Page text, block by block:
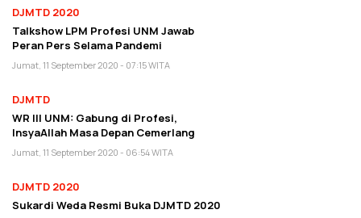
DJMTD 2020
Talkshow LPM Profesi UNM Jawab
Peran Pers Selama Pandemi
Jumat, 11 September 2020 - 07:15 WITA
DJMTD
WR III UNM: Gabung di Profesi,
InsyaAllah Masa Depan Cemerlang
Jumat, 11 September 2020 - 06:54 WITA
DJMTD 2020
Sukardi Weda Resmi Buka DJMTD 2020